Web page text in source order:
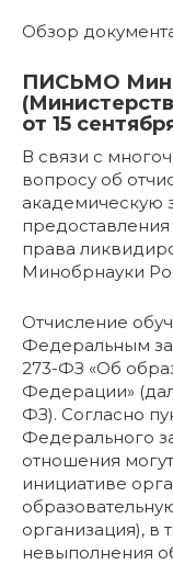
Обзор
ПИСЬМО
от 15
В связи с
вопросу об
академическую
права
Минобрнауки
Отчисление
Федеральным
273-ФЗ «Об
Федерации»
ФЗ). Согласно
Федерального
отношения
инициативе
организация), в
невыполнения